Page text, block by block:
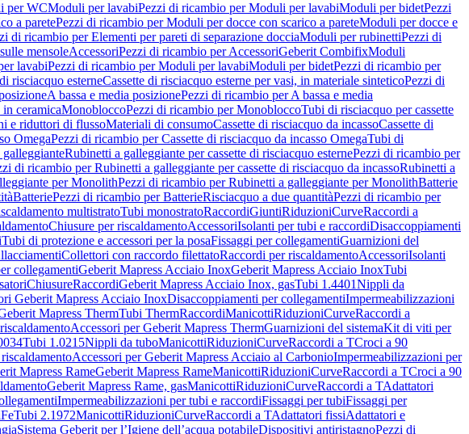
per WCModuli per lavabiPezzi di ricambio per Moduli per lavabiModuli per bidetPezzi
a paretePezzi di ricambio per Moduli per docce con scarico a pareteModuli per docce e
di ricambio per Elementi per pareti di separazione docciaModuli per rubinettiPezzi di
mensoleAccessoriPezzi di ricambio per AccessoriGeberit CombifixModuli
lavabiPezzi di ricambio per Moduli per lavabiModuli per bidetPezzi di ricambio per
risciacquo esterneCassette di risciacquo esterne per vasi, in materiale sinteticoPezzi di
A bassa e media posizionePezzi di ricambio per A bassa e media
ceramicaMonobloccoPezzi di ricambio per MonobloccoTubi di risciacquo per cassette
e riduttori di flussoMateriali di consumoCassette di risciacquo da incassoCassette di
OmegaPezzi di ricambio per Cassette di risciacquo da incasso OmegaTubi di
Rubinetti a galleggiante per cassette di risciacquo esternePezzi di ricambio per
di ricambio per Rubinetti a galleggiante per cassette di risciacquo da incassoRubinetti a
per MonolithPezzi di ricambio per Rubinetti a galleggiante per MonolithBatterie
BatteriePezzi di ricambio per BatterieRisciacquo a due quantitàPezzi di ricambio per
multistratoTubi monostratoRaccordiGiuntiRiduzioniCurveRaccordi a
Chiusure per riscaldamentoAccessoriIsolanti per tubi e raccordiDisaccoppiamenti
Tubi di protezione e accessori per la posaFissaggi per collegamentiGuarnizioni del
Collettori con raccordo filettatoRaccordi per riscaldamentoAccessoriIsolanti
collegamentiGeberit Mapress Acciaio InoxGeberit Mapress Acciaio InoxTubi
ChiusureRaccordiGeberit Mapress Acciaio Inox, gasTubi 1.4401Nippli da
Geberit Mapress Acciaio InoxDisaccoppiamenti per collegamentiImpermeabilizzazioni
Mapress ThermTubi ThermRaccordiManicottiRiduzioniCurveRaccordi a
Accessori per Geberit Mapress ThermGuarnizioni del sistemaKit di viti per
Tubi 1.0215Nippli da tuboManicottiRiduzioniCurveRaccordi a TCroci a 90
Accessori per Geberit Mapress Acciaio al CarbonioImpermeabilizzazioni per
Mapress RameGeberit Mapress RameManicottiRiduzioniCurveRaccordi a TCroci a 90
Geberit Mapress Rame, gasManicottiRiduzioniCurveRaccordi a TAdattatori
Impermeabilizzazioni per tubi e raccordiFissaggi per tubiFissaggi per
Tubi 2.1972ManicottiRiduzioniCurveRaccordi a TAdattatori fissiAdattatori e
Sistema Geberit per l’Igiene dell’acqua potabileDispositivi antiristagnoPezzi di